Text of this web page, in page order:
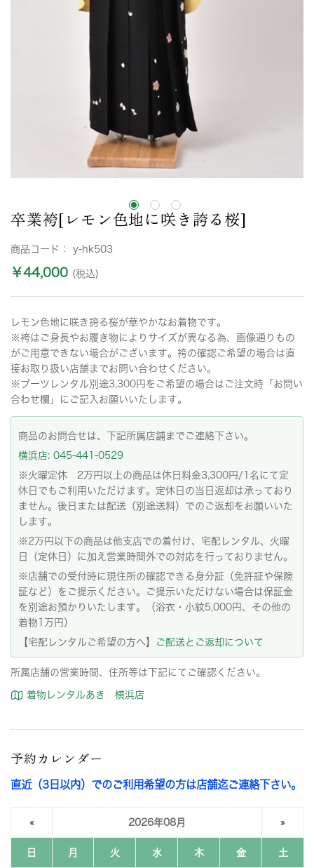
卒業袴[レモン色地に咲き誇る桜]
商品コード： y-hk503
￥44,000 (税込)
レモン色地に咲き誇る桜が華やかなお着物です。
※袴はご身長やお履き物によりサイズが異なる為、画像通りもの
がご用意できない場合がございます。袴の確認ご希望の場合は直
接お取り扱い店舗までお問い合わせください。
※ブーツレンタル別途3,300円をご希望の場合はご注文時「お問い
合わせ欄」にご記入お願いいたします。
商品のお問合せは、下記所属店舗までご連絡下さい。
横浜店: 045-441-0529
※火曜定休 2万円以上の商品は休日料金3,300円/1名にて定
休日でもご利用いただけます。定休日の当日返却は承っており
ません。後日または配送（別途送料）でのご返却をお願いいた
します。
※2万円以下の商品は他支店での着付け、宅配レンタル、火曜
日（定休日）に加え営業時間外での対応を行っておりません。
※店舗での受付時に現住所の確認できる身分証（免許証や保険
証など）をご提示ください。ご提示いただけない場合は保証金
を別途お預かりいたします。（浴衣・小紋5,000円、その他の
着物1万円）
【宅配レンタルご希望の方へ】
ご配送とご返却について
所属店舗の営業時間、住所等は下記にてご確認ください。
着物レンタルあき 横浜店
予約カレンダー
直近（3日以内）でのご利用希望の方は店舗迄ご連絡下さい。
« 2026年08月 »
日 月 火 水 木 金 土